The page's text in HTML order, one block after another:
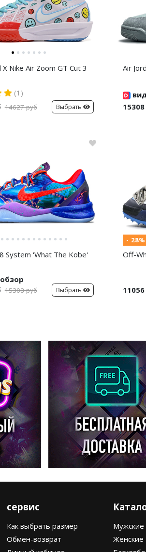
X Nike Air Zoom GT Cut 3
(1)
14627 руб Выбрать
Air
System 'What The Kobe'
15308 руб Выбрать
- 28%
Off-
сервис
Как выбрать размер
Обмен-возврат
Мужские
Женские